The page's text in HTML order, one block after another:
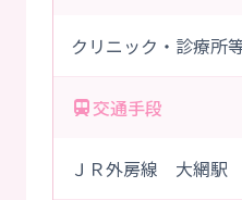
クリニック・診療所
交通手段
ＪＲ外房線 大網